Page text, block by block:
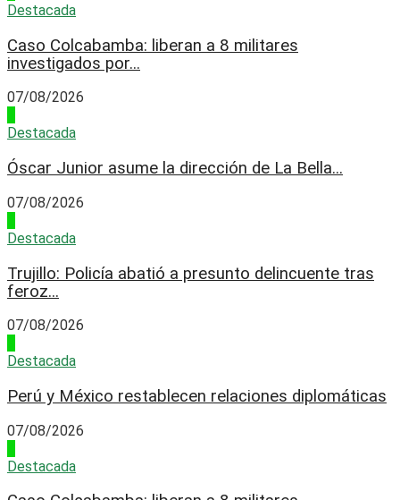
Destacada
Caso Colcabamba: liberan a 8 militares
investigados por...
07/08/2026
Destacada
Óscar Junior asume la dirección de La Bella...
07/08/2026
Destacada
Trujillo: Policía abatió a presunto delincuente tras
feroz...
07/08/2026
Destacada
Perú y México restablecen relaciones diplomáticas
07/08/2026
Destacada